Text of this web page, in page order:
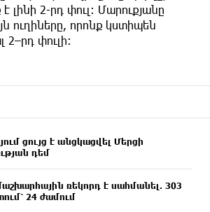
ցույց է անցկացվել Մերցի
դեմ
ռեկորդ է սահմանել. 303
24 ժամում
2-րդ փուլ։ Մարուքյանը
ուղիները, որոնք կստիպեն
փուլի։